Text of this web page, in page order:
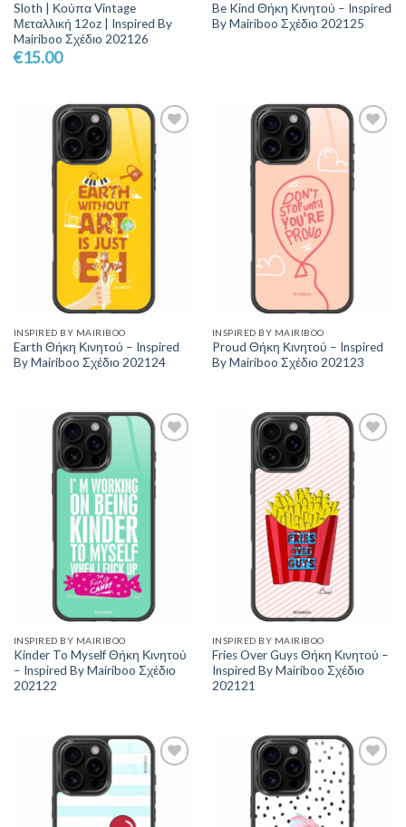
Sloth | Κούπα Vintage
Μεταλλική 12oz | Inspired By
Mairiboo Σχέδιο 202126
€15.00
Be Kind Θήκη Κινητού – Inspired
By Mairiboo Σχέδιο 202125
Add to
Wishlist
INSPIRED BY MAIRIBOO
Earth Θήκη Κινητού – Inspired
By Mairiboo Σχέδιο 202124
Add to
Wishlist
INSPIRED BY MAIRIBOO
Proud Θήκη Κινητού – Inspired
By Mairiboo Σχέδιο 202123
Add to
Wishlist
INSPIRED BY MAIRIBOO
Kinder To Myself Θήκη Κινητού
– Inspired By Mairiboo Σχέδιο
202122
Add to
Wishlist
INSPIRED BY MAIRIBOO
Fries Over Guys Θήκη Κινητού –
Inspired By Mairiboo Σχέδιο
202121
Add to
Wishlist
Add to
Wishlist